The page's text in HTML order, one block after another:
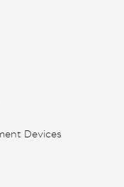
Devices